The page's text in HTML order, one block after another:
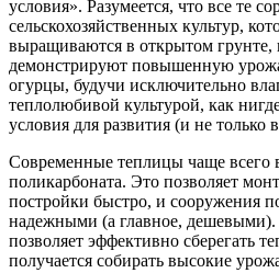
условия». Разумеется, что все те
сельскохозяйственных культур,
выращиваются в открытом грунте,
демонстрируют повышенную
огурцы, будучи исключительно
теплолюбивой культурой, как
условия для развития (и не только
Современные теплицы чаще всего
поликарбоната. Это позволяет
постройки быстро, и сооружения
надежными (а главное, дешевыми).
позволяет эффективно сберегать
получается собирать высокие